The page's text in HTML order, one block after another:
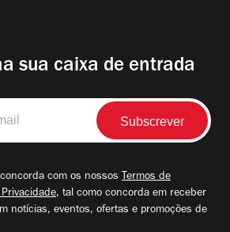
sua caixa de entrada
com os nossos Termos de
, tal como concorda em receber
notícias, eventos, ofertas e promoções de